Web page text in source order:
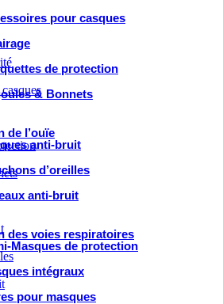
pour casques
de protection
& Bonnets
de l’ouïe
anti-bruit
d’oreilles
anti-bruit
des voies respiratoires
Masques de protection
intégraux
pour masques